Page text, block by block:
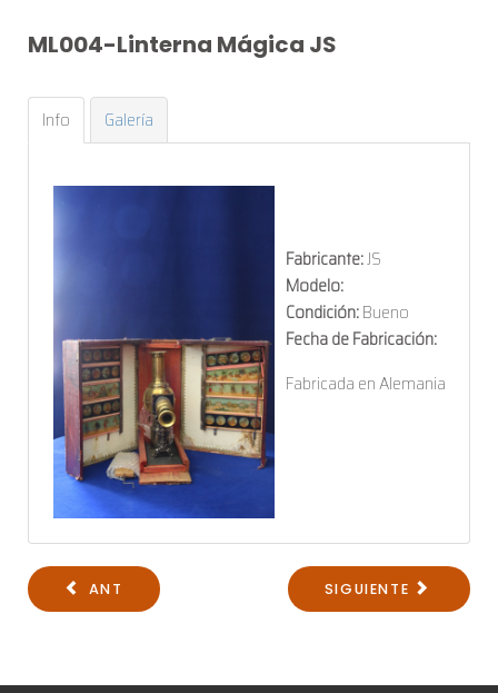
ML004-Linterna Mágica JS
Info Galería
Fabricante:JS
Modelo:
Condición:Bueno
Fecha de Fabricación:
Fabricada en Alemania
ANT SIGUIENTE